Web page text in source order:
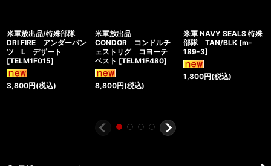
米軍放出品/特殊部隊
DRI FIRE アンダーパン
ツ L デザート
[TELM1F015]
3,800円(税込)
米軍放出品
CONDOR コンドルチ
ェストリグ コヨーテ
ベスト [TELM1F480]
8,800円(税込)
米軍 NAVY SEALS 特殊
部隊 TAN/BLK [m-
189-3]
1,800円(税込)